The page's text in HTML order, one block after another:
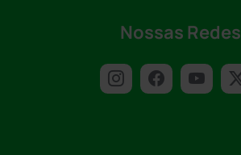
Nossas Redes